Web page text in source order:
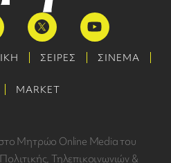
ΣΕΙΡΕΣ ΣΙΝΕΜΑ
MARKET
Μητρώο Online Media του
Τηλεπικοινωνιών &